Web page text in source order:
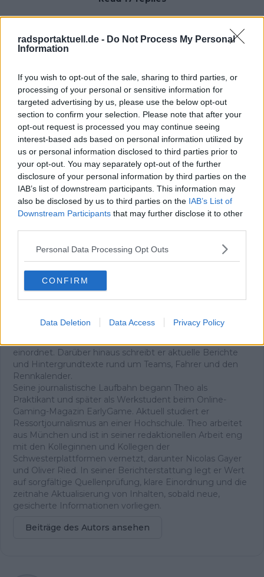
radsportaktuell.de - Do Not Process My Personal
Information
If you wish to opt-out of the sale, sharing to third parties, or
processing of your personal or sensitive information for
targeted advertising by us, please use the below opt-out
section to confirm your selection. Please note that after your
opt-out request is processed you may continue seeing
interest-based ads based on personal information utilized by
us or personal information disclosed to third parties prior to
your opt-out. You may separately opt-out of the further
disclosure of your personal information by third parties on the
IAB’s list of downstream participants. This information may
also be disclosed by us to third parties on the IAB’s List of
Downstream Participants that may further disclose it to other
Personal Data Processing Opt Outs
CONFIRM
Data Deletion Data Access Privacy Policy
Newsletter abonnieren!
Nachdem du auf „Abonnieren“ geklickt hast,
erhältst du sofort eine E-Mail von uns. Bei
einigen Lesern landet diese im Spam-
Ordner – überprüfe ihn daher bitte ebenfalls.
Alle wichtigen News, Ergebnisse und
Rennvorschauen – täglich kompakt per E-
Mail.
Abonnieren
Theo ist seit 2025 Teil der Redaktion von
Radsportaktuell.de und berichtet über den
liegt auf Liveblogs zu wichtigen Renntagen und Etappen,
bei denen er das Geschehen in Echtzeit begleitet und
einordnet. Darüber hinaus schreibt er aktuelle Berichte
und Hintergrundtexte rund um Teams, Fahrer und den
Rennkalender.
Seine journalistische Laufbahn begann Theo als
Praktikant und später als Werkstudent beim Online-
Gaming-Magazin EarlyGame. Aktuell studiert er
Ressortjournalismus an einer Hochschule. Theo arbeitet
aus München und ist in seiner redaktionellen Arbeit eng
mit den Kolleginnen und Kollegen der
Schwesterplattformen vernetzt, darunter Nicolas Gayer
und Oliver Ried. In seiner Berichterstattung legt er Wert
auf sorgfältige Quellenprüfung, klare Einordnung und die
zeitnahe Aktualisierung von Inhalten, sobald neue,
gesicherte Informationen vorliegen.
Beiträge des Autors ansehen